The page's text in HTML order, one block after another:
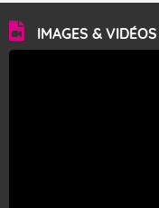
IMAGES & VIDÉOS